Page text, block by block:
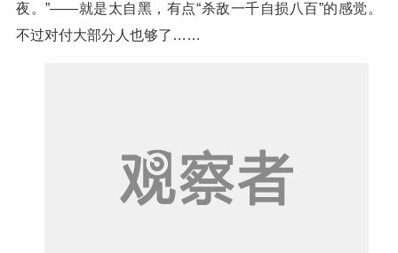
夜。”——就是太自黑，有点“杀敌一千自损八百”的感觉。
不过对付大部分人也够了……